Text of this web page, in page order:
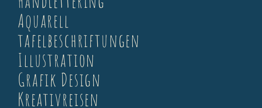
Aquarell
tafelbeschriftungen
Illustration
Grafik Design
Kreativreisen